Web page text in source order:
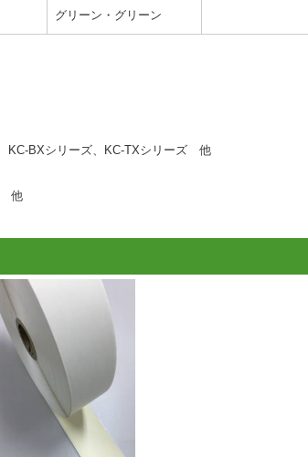
グリーン・グリーン
KC-BXシリーズ、KC-TXシリーズ 他
他